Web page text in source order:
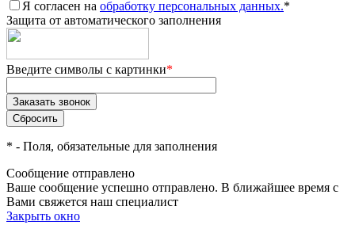
Я согласен на обработку персональных данных.*
Защита от автоматического заполнения
Введите символы с картинки*
* - Поля, обязательные для заполнения
Сообщение отправлено
Ваше сообщение успешно отправлено. В ближайшее время с
Вами свяжется наш специалист
Закрыть окно